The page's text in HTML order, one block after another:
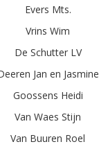
Evers Mts.
Vrins Wim
De Schutter LV
Jan en Jasmine
Goossens Heidi
Van Waes Stijn
Van Buuren Roel